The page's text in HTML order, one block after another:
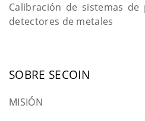
Calibración de sistemas
detectores de metales
SOBRE SECOIN
MISIÓN